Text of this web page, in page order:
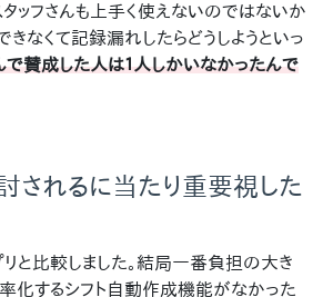
タッフさんも上手く使えないのではないか
きなくて記録漏れしたらどうしようといっ
で賛成した人は１人しかいなかったんで
されるに当たり重要視した
と比較しました。結局一番負担の大き
化するシフト自動作成機能がなかった